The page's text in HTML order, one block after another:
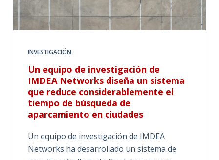
INVESTIGACIÓN
Un equipo de investigación de
IMDEA Networks diseña un sistema
que reduce considerablemente el
tiempo de búsqueda de
aparcamiento en ciudades
Un equipo de investigación de IMDEA
Networks ha desarrollado un sistema de